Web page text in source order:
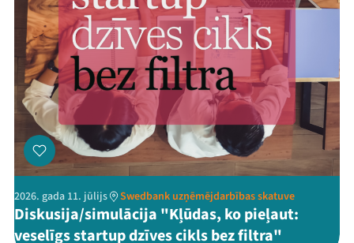
2026. gada 11. jūlijs Swedbank uzņēmējdarbības skatuve
Diskusija/simulācija "Kļūdas, ko pieļaut:
veselīgs startup dzīves cikls bez filtra"